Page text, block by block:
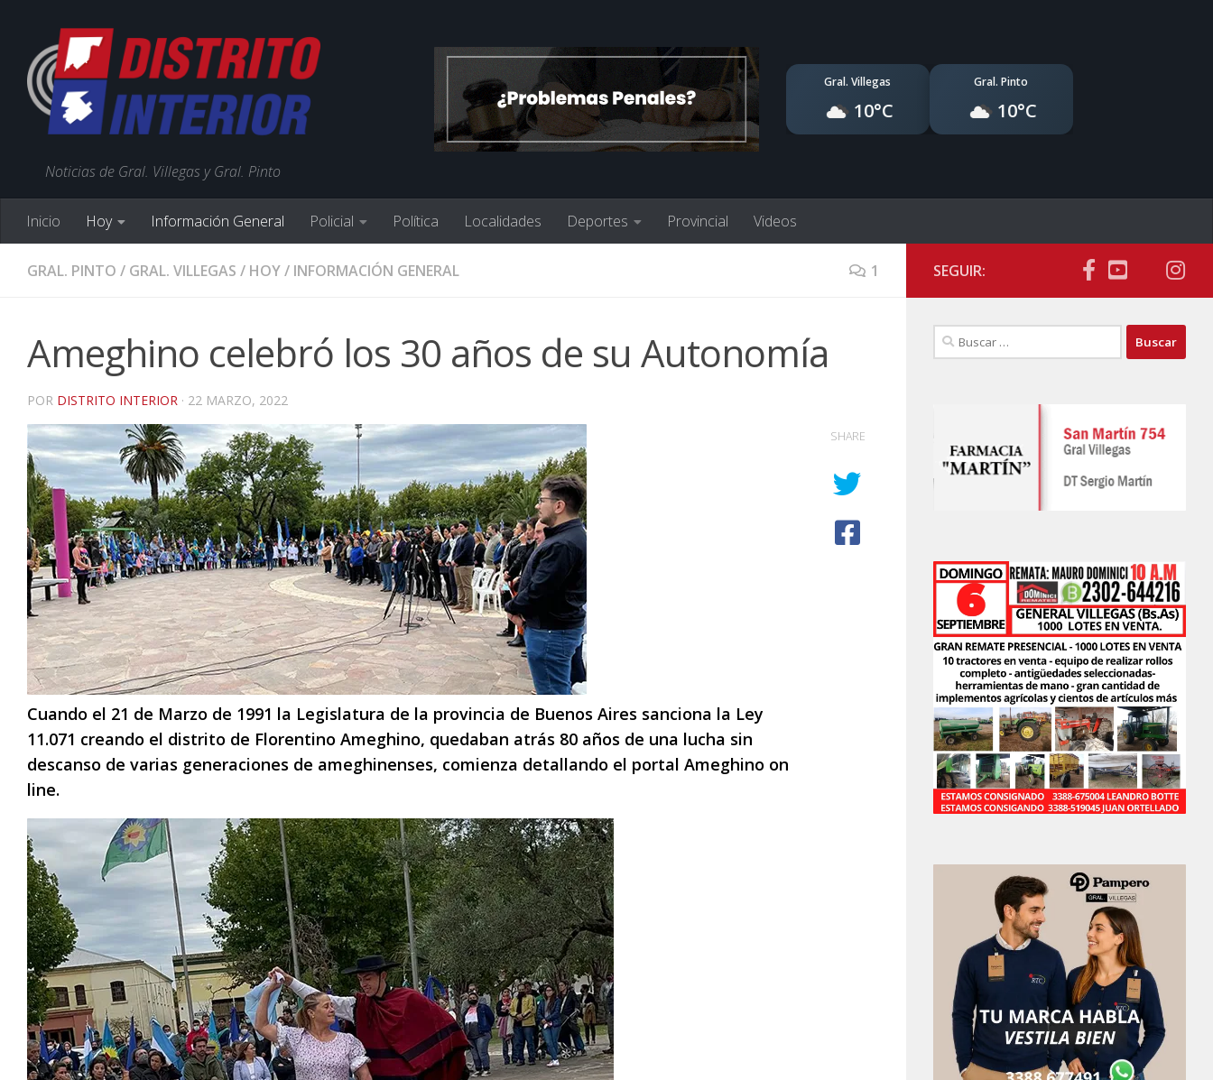
Noticias de Gral. Villegas y Gral. Pinto
Gral. Villegas
10°C
Gral. Pinto
10°C
Inicio Hoy Información General Policial Política Localidades Deportes Provincial Videos
GRAL. PINTO / GRAL. VILLEGAS / HOY/ INFORMACIÓN GENERAL 1
Ameghino celebró los 30 años de su Autonomía
POR DISTRITO INTERIOR · 22 MARZO, 2022
Cuando el 21 de Marzo de 1991 la Legislatura de la provincia de Buenos Aires sanciona la Ley
11.071 creando el distrito de Florentino Ameghino, quedaban atrás 80 años de una lucha sin
descanso de varias generaciones de ameghinenses, comienza detallando el portal Ameghino on
line.
SHARE
SEGUIR:
Buscar: